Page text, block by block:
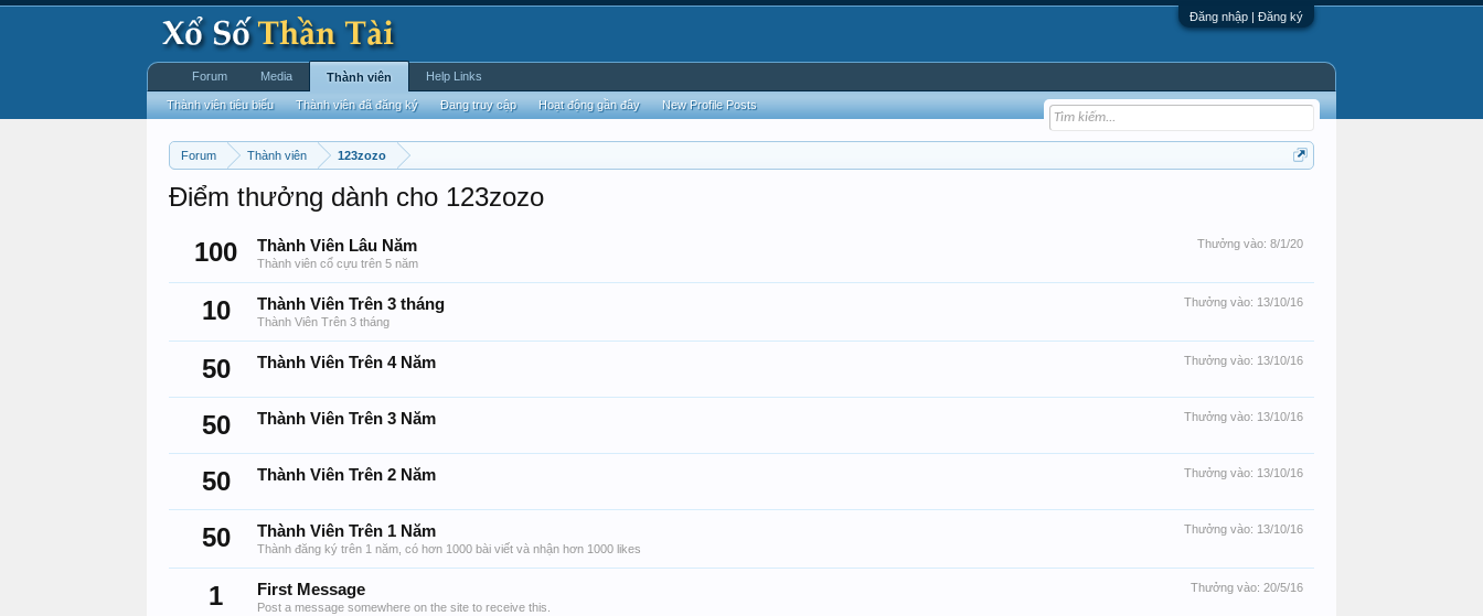
Đăng nhập | Đăng ký
Forum Thành viên 123zozo
Điểm thưởng dành cho 123zozo
100
Thưởng vào: 8/1/20
Thành Viên Lâu Năm
Thành viên cổ cựu trên 5 năm
10 Thưởng vào: 13/10/16
Thành Viên Trên 3 tháng
Thành Viên Trên 3 tháng
50 Thưởng vào: 13/10/16
Thành Viên Trên 4 Năm
50 Thưởng vào: 13/10/16
Thành Viên Trên 3 Năm
50 Thưởng vào: 13/10/16
Thành Viên Trên 2 Năm
50 Thưởng vào: 13/10/16
Thành Viên Trên 1 Năm
Thành đăng ký trên 1 năm, có hơn 1000 bài viết và nhận hơn 1000 likes
1 Thưởng vào: 20/5/16
First Message
Post a message somewhere on the site to receive this.
Forum Media Thành viên
Thành viên tiêu biểu Thành viên đã đăng ký Đang truy cập Hoạt động gần đây New Profile Posts
Help Links